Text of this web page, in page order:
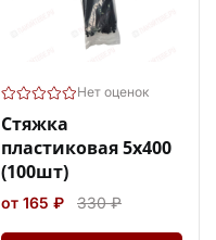
Нет оценок
Стяжка
пластиковая 5х400
(100шт)
от 165 ₽ 330 ₽